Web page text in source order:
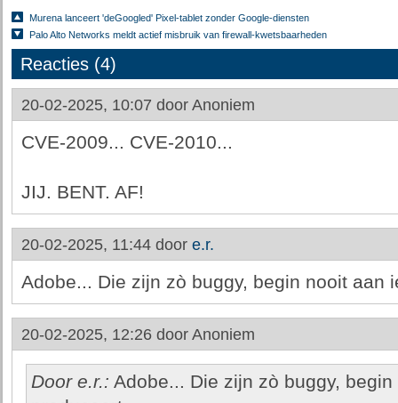
Murena lanceert 'deGoogled' Pixel-tablet zonder Google-diensten
Palo Alto Networks meldt actief misbruik van firewall-kwetsbaarheden
Reacties (4)
20-02-2025, 10:07 door Anoniem
CVE-2009... CVE-2010...
JIJ. BENT. AF!
20-02-2025, 11:44 door e.r.
Adobe... Die zijn zò buggy, begin nooit aan
20-02-2025, 12:26 door Anoniem
Door e.r.: Adobe... Die zijn zò buggy,